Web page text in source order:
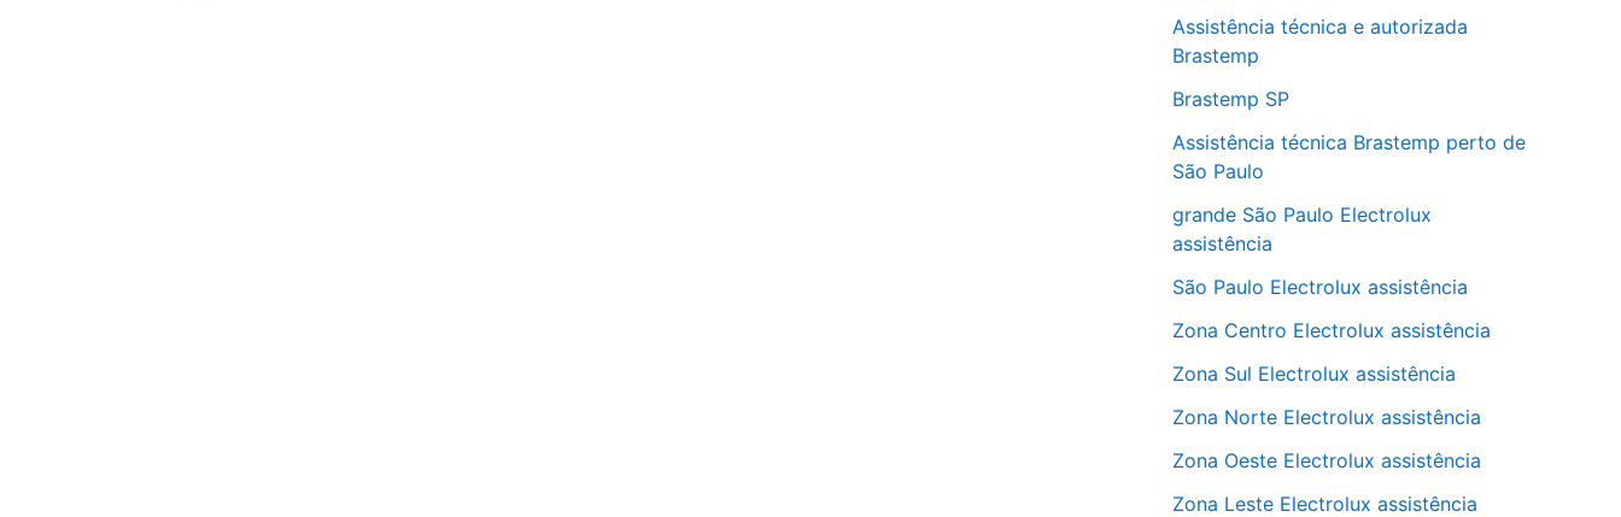
Assistência técnica e autorizada
Brastemp
Brastemp SP
Assistência técnica Brastemp perto de
São Paulo
grande São Paulo Electrolux
assistência
São Paulo Electrolux assistência
Zona Centro Electrolux assistência
Zona Sul Electrolux assistência
Zona Norte Electrolux assistência
Zona Oeste Electrolux assistência
Zona Leste Electrolux assistência